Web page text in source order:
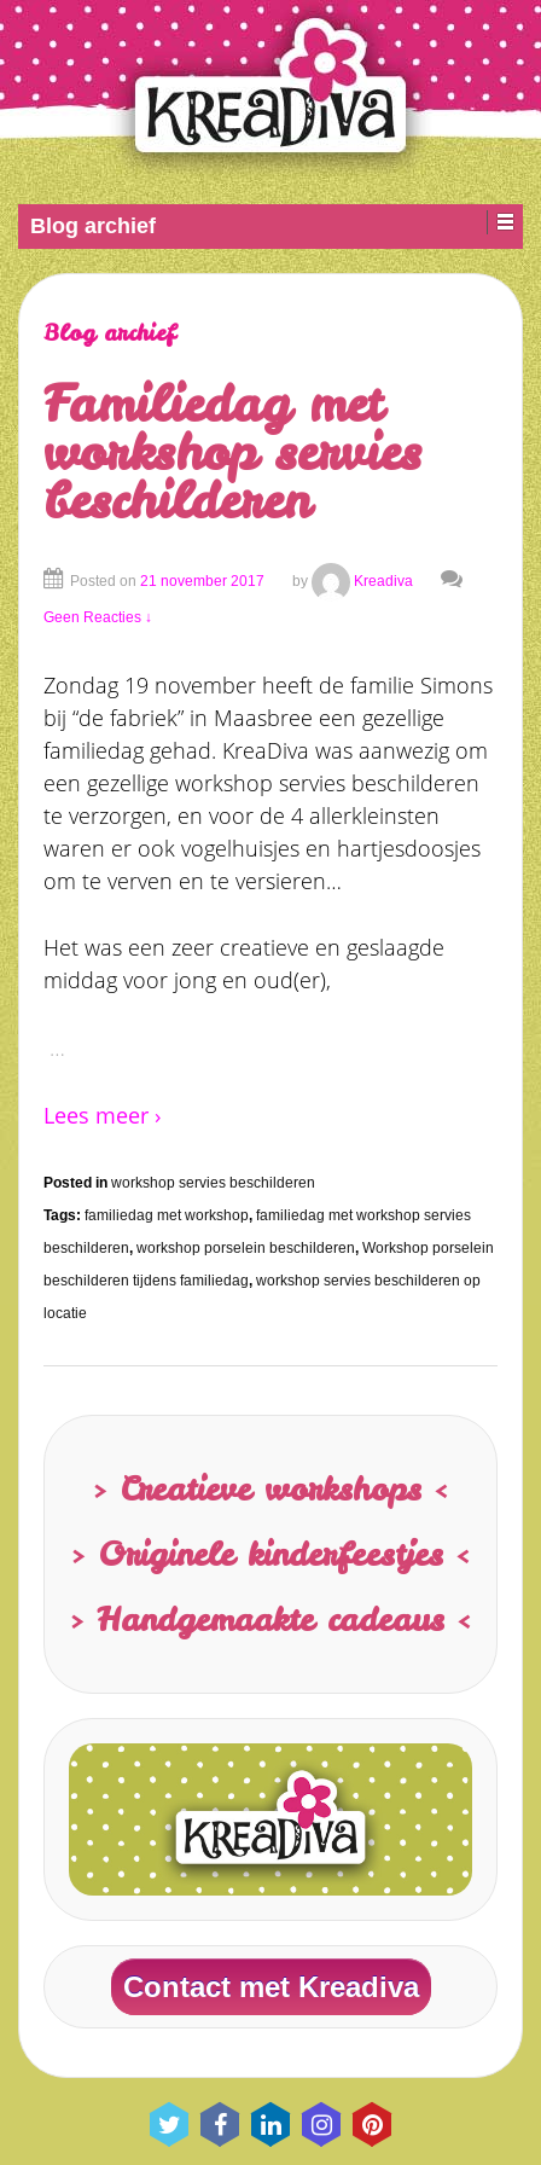
Blog archief
Blog archief
Familiedag met
workshop servies
beschilderen
Posted on 21 november 2017 by Kreadiva
Geen Reacties ↓
Zondag 19 november heeft de familie Simons
bij “de fabriek” in Maasbree een gezellige
familiedag gehad. KreaDiva was aanwezig om
een gezellige workshop servies beschilderen
te verzorgen, en voor de 4 allerkleinsten
waren er ook vogelhuisjes en hartjesdoosjes
om te verven en te versieren…
Het was een zeer creatieve en geslaagde
middag voor jong en oud(er),
…
Lees meer ›
Posted in workshop servies beschilderen
Tags: familiedag met workshop, familiedag met workshop servies
beschilderen, workshop porselein beschilderen, Workshop porselein
beschilderen tijdens familiedag, workshop servies beschilderen op
locatie
> Creatieve workshops <
> Originele kinderfeestjes <
> Handgemaakte cadeaus <
Contact met Kreadiva